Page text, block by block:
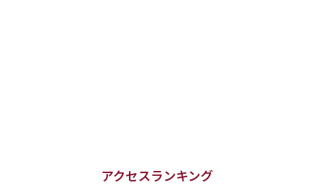
アクセスランキング